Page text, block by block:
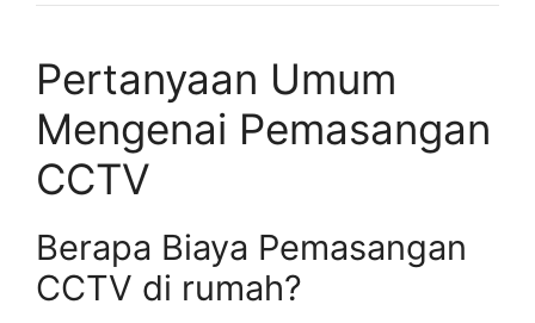
Pertanyaan Umum
Mengenai Pemasangan
CCTV
Berapa Biaya Pemasangan
CCTV di rumah?